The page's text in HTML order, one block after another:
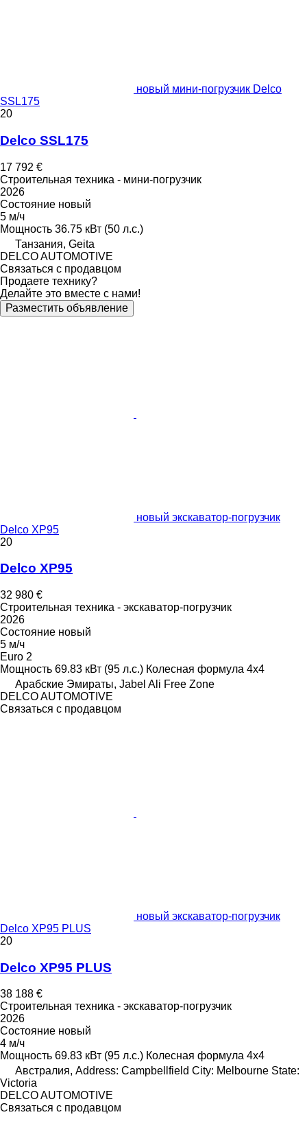
новый мини-погрузчик Delco
SSL175
20
Delco SSL175
17 792 €
Строительная техника - мини-погрузчик
2026
Состояние новый
5 м/ч
Мощность 36.75 кВт (50 л.с.)
Танзания, Geita
DELCO AUTOMOTIVE
Связаться с продавцом
Продаете технику?
Делайте это вместе с нами!
Разместить объявление
новый экскаватор-погрузчик
Delco XP95
20
Delco XP95
32 980 €
Строительная техника - экскаватор-погрузчик
2026
Состояние новый
5 м/ч
Euro 2
Мощность 69.83 кВт (95 л.с.) Колесная формула 4x4
Арабские Эмираты, Jabel Ali Free Zone
DELCO AUTOMOTIVE
Связаться с продавцом
новый экскаватор-погрузчик
Delco XP95 PLUS
20
Delco XP95 PLUS
38 188 €
Строительная техника - экскаватор-погрузчик
2026
Состояние новый
4 м/ч
Мощность 69.83 кВт (95 л.с.) Колесная формула 4x4
Австралия, Address: Campbellfield City: Melbourne State:
Victoria
DELCO AUTOMOTIVE
Связаться с продавцом